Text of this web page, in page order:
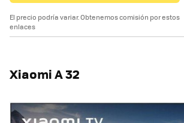
El precio podría variar. Obtenemos comisión por estos
enlaces
Xiaomi A 32